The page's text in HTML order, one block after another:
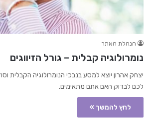
הנהלת האתר
נומרולוגיה קבלית – גורל הזיווגים
יצחק אהרון יוצא למסע בנבכי הנומרולוגיה הקבלית
לכם לבדוק האם אתם מתאימים.
לחץ להמשך »